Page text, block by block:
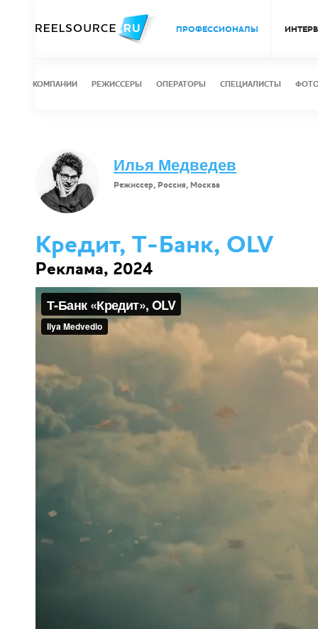
ПРОФЕССИОНАЛЫ
КОМПАНИИ РЕЖИССЕРЫ ОПЕРАТОРЫ СПЕЦИАЛИСТЫ
Илья Медведев
Режиссер, Россия, Москва
Кредит, Т-Банк, OLV
Реклама, 2024